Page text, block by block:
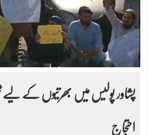
پشاور پولیس میں بھرتیوں کے لیے
احتجاج